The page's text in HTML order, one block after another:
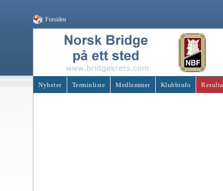
Forsiden
Nyheter Terminliste Medlemmer Klubbinfo